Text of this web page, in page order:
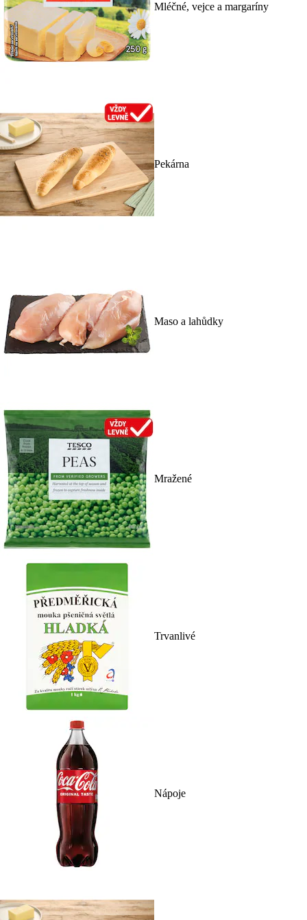
Mléčné, vejce a margaríny
Pekárna
Maso a lahůdky
Mražené
Trvanlivé
Nápoje